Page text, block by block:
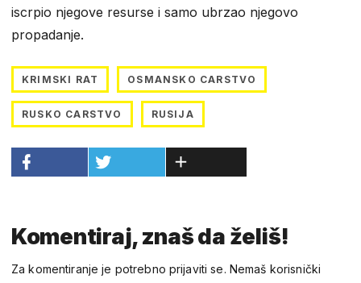
iscrpio njegove resurse i samo ubrzao njegovo
propadanje.
KRIMSKI RAT OSMANSKO CARSTVO
RUSKO CARSTVO RUSIJA
Komentiraj, znaš da želiš!
Za komentiranje je potrebno prijaviti se. Nemaš korisnički